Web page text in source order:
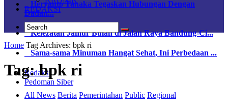
Heryanto Tanaka Tegaskan Hubungan Dengan
Dadan...
Kelezatan Jamur Bulan di Jalan Raya Bandung-Ci...
Sama-sama Minuman Hangat Sehat, Ini Perbedaan ...
Redaksi
Pedoman Siber
REDAKSI
Home Tag Archives: bpk ri
Tag:bpk ri
All News Berita Pemerintahan Public Regional